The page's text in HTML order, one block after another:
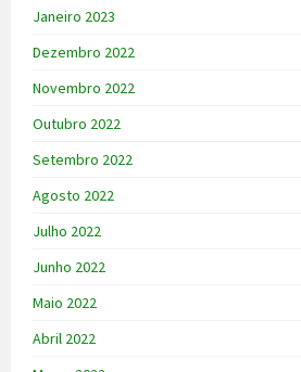
Janeiro 2023
Dezembro 2022
Novembro 2022
Outubro 2022
Setembro 2022
Agosto 2022
Julho 2022
Junho 2022
Maio 2022
Abril 2022